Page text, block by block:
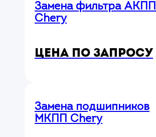
Замена фильтра АКПП
Chery
Цена по запросу
Замена подшипников
МКПП Chery